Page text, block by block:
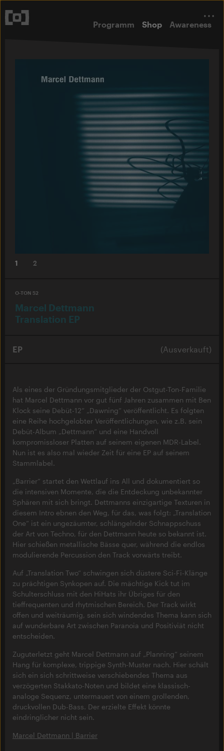
Programm Shop Awareness
1 2
O-TON 52
Marcel Dettmann
Translation EP
EP (Ausverkauft)
Als eines der Gründungsmitglieder der Ostgut-Ton-Familie
hat Marcel Dettmann vor gut fünf Jahren zusammen mit Ben
Klock seine Debüt-12“ „Dawning“ veröffentlicht. Es folgten
eine Reihe hochgelobter Veröffentlichungen, wie z.B. sein
Debüt-Album „Dettmann“ und eine Handvoll
kompromissloser Platten auf seinem eigenen MDR-Label.
Nun ist es also mal wieder Zeit für eine EP auf seinem
Stammlabel.
„Barrier“ startet den Wettlauf ins All und dokumentiert so
die intensiven Momente, die die Entdeckung unbekannter
Sphären mit sich bringt. Dettmanns einzigartige Texturen in
diesem Intro ebnen den Weg, für das, was folgt: „Translation
One“ ist ein ungezäumter, schlängelnder Schnappschuss
der Art von Techno, für den Dettmann heute so bekannt ist.
Hier schießen metallische Bässe quer, während die endlos
modulierende Percussion den Track vorwärts treibt.
Auf „Translation Two“ schwingen sich düstere Sci-Fi-Klänge
zu prächtigen Synkopen auf. Die mächtige Kick tut im
Schulterschluss mit den HiHats ihr Übriges für den
tieffrequenten und rhytmischen Bereich. Der Track wirkt
offen und weiträumig, sein sich windendes Thema kann sich
auf wunderbare Art zwischen Paranoia und Positiviät nicht
entscheiden.
Zuguterletzt geht Marcel Dettmann auf „Planning“ seinem
Hang für komplexe, trippige Synth-Muster nach. Hier schält
sich ein sich schrittweise verschiebendes Thema aus
verzögerten Stakkato-Noten und bildet eine klassisch-
analoge Sequenz, untermauert von einem grollenden,
druckvollen Dub-Bass. Der erzielte Effekt könnte
eindringlicher nicht sein.
Marcel Dettmann | Barrier